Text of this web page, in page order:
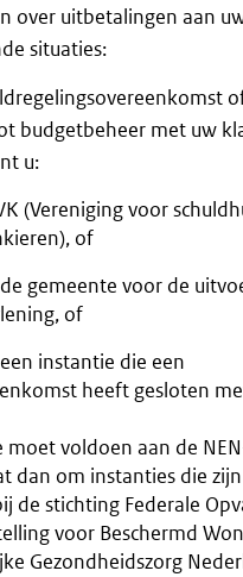
over uitbetalingen aan
situaties:
budgetbeheer met uw
u:
(Vereniging voor
of
gemeente voor de
of
instantie die een
heeft gesloten
moet voldoen aan de
dan om instanties die zijn
de stichting Federale
voor Beschermd
Gezondheidszorg